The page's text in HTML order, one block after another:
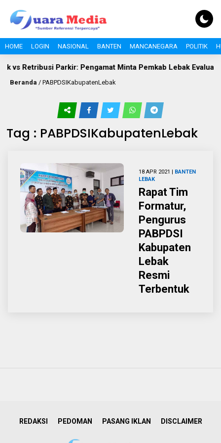
HOME LOGIN NASIONAL BANTEN MANCANEGARA POLITIK
vs Retribusi Parkir: Pengamat Minta Pemkab Lebak Evaluasi
Beranda / PABPDSIKabupatenLebak
Tag : PABPDSIKabupatenLebak
18 APR 2021 | BANTEN
LEBAK
Rapat Tim
Formatur,
Pengurus
PABPDSI
Kabupaten
Lebak
Resmi
Terbentuk
REDAKSI PEDOMAN PASANG IKLAN DISCLAIMER